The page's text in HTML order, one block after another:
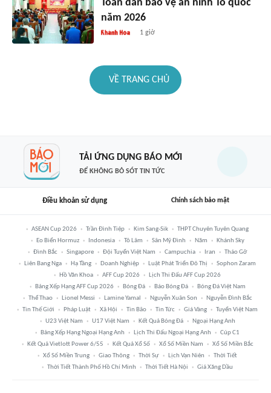
Toàn dân bảo vệ an ninh Tổ quốc
năm 2026
1 giờ
VỀ TRANG CHỦ
TẢI ỨNG DỤNG BÁO MỚI
ĐỂ KHÔNG BỎ SÓT TIN TỨC
Điều khoản sử dụng Chính sách bảo mật
ASEAN Cup 2026 Trần Đình Tiệp Kim Sang-Sik
THPT Chuyên Tuyên Quang
Eo Biển Hormuz
Indonesia Tô Lâm Sân Mỹ Đình Năm
Khánh Sky
Đình Bắc
Singapore Đội Tuyển Việt Nam Campuchia Iran
Tháo Gỡ
Liên Bang Nga
Hạ Tầng Doanh Nghiệp Luật Phát Triển Đô Thị
Sophon Zaram
Hồ Văn Khoa
AFF Cup 2026
Lịch Thi Đấu AFF Cup 2026
Bảng Xếp Hạng AFF Cup 2026
Bóng Đá Báo Bóng Đá
Bóng Đá Việt Nam
Thể Thao
Lionel Messi Lamine Yamal Nguyễn Xuân Son
Nguyễn Đình Bắc
Tin Thế Giới
Pháp Luật Xã Hội Tin Bão Tin Tức Giá Vàng
Tuyển Việt Nam
U23 Việt Nam
U17 Việt Nam Kết Quả Bóng Đá
Ngoại Hạng Anh
Bảng Xếp Hạng Ngoại Hạng Anh
Lịch Thi Đấu Ngoại Hạng Anh
Cúp C1
Kết Quả Vietlott Power 6/55
Kết Quả Xổ Số Xổ Số Miền Nam
Xổ Số Miền Bắc
Xổ Số Miền Trung
Giao Thông Thời Sự Lịch Vạn Niên
Thời Tiết
Thời Tiết Thành Phố Hồ Chí Minh
Thời Tiết Hà Nội Giá Xăng Dầu